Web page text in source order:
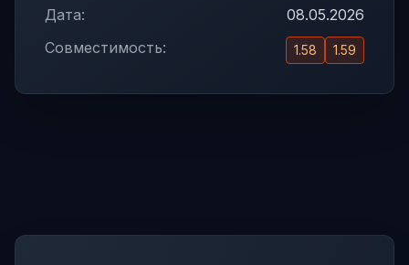
Дата:
08.05.2026
Совместимость:
1.58 1.59